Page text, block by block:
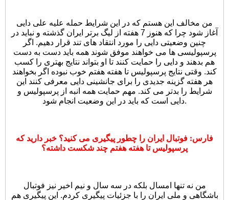
من مخالف این هستم که در این شرایط حمله علیه علی دایی
آغاز شود چرا که هنوز 7 هفته از لیگ برتر ایران گذشته و نباید در
چنین وضعیتی دایی را مورد انتقاد های تند قرار دهیم. اگر
پرسپولیسی ها می خواهند موفق شوند همه باید دست به دست
هم بدهند و دایی را حمایت کنند تا او بتواند نتایج بهتری را کسب
کند. وقتی نتایج پرسپولیس تا هفته هفتم خوب نبوده اگر بخواهند
هر هفته گزینه جدیدی را برای جانشینی دایی معرفی کنند این
شرایط را بدتر می کند. مهم حمایت همه انبه از پرسپولیس و
دایی است که باید در این وضعیت انجام شود.
فارس: فوتبال ایران را چطور پیگیری می کنید؟ خبر دارید که
پرسپولیس تا هفته هفتم چند شکست داشته؟
من نه تنها امسال بلکه در سه سال و نیم اخیر نیز فوتبال
باشگاهی و ملی ایران را با جزئیات پیگیری کردم. این پیگیری هم